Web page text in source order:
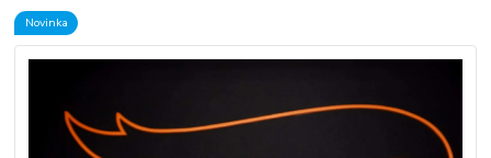
Novinka